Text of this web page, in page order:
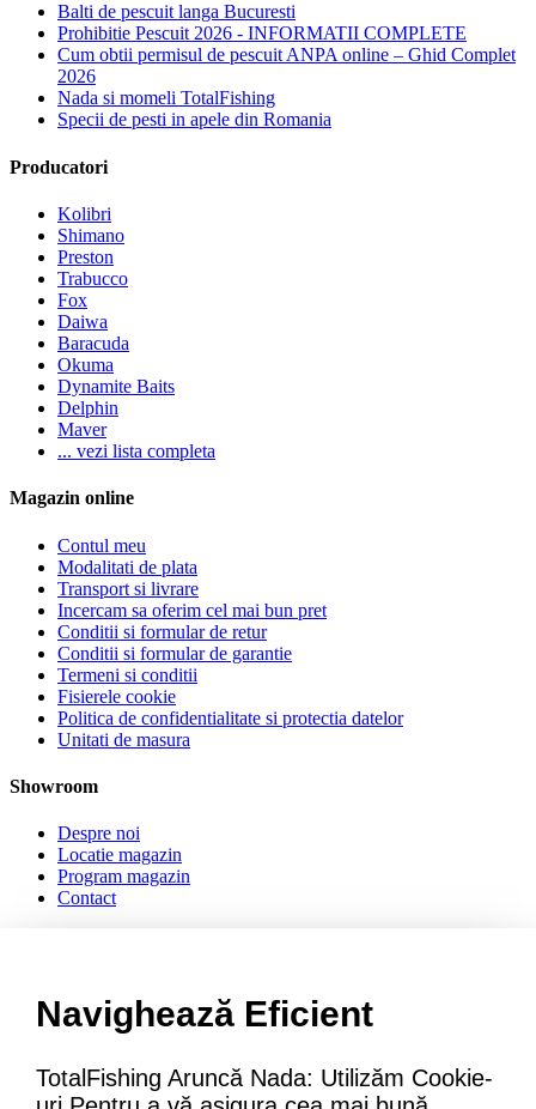
Balti de pescuit langa Bucuresti
Prohibitie Pescuit 2026 - INFORMATII COMPLETE
Cum obtii permisul de pescuit ANPA online – Ghid Complet
2026
Nada si momeli TotalFishing
Specii de pesti in apele din Romania
Producatori
Kolibri
Shimano
Preston
Trabucco
Fox
Daiwa
Baracuda
Okuma
Dynamite Baits
Delphin
Maver
... vezi lista completa
Magazin online
Contul meu
Modalitati de plata
Transport si livrare
Incercam sa oferim cel mai bun pret
Conditii si formular de retur
Conditii si formular de garantie
Termeni si conditii
Fisierele cookie
Politica de confidentialitate si protectia datelor
Unitati de masura
Showroom
Despre noi
Locatie magazin
Program magazin
Contact
Sa ne cunoastem mai bine. Vino alaturi de noi pe reteaua ta
Navighează Eficient
TotalFishing Aruncă Nada: Utilizăm Cookie-